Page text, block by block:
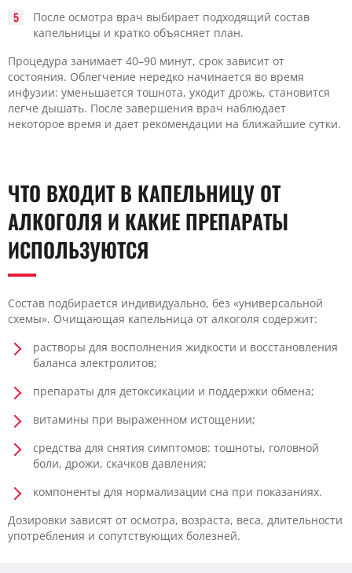
После осмотра врач выбирает подходящий состав
капельницы и кратко объясняет план.
Процедура занимает 40–90 минут, срок зависит от
состояния. Облегчение нередко начинается во время
инфузии: уменьшается тошнота, уходит дрожь, становится
легче дышать. После завершения врач наблюдает
некоторое время и дает рекомендации на ближайшие сутки.
ЧТО ВХОДИТ В КАПЕЛЬНИЦУ ОТ
АЛКОГОЛЯ И КАКИЕ ПРЕПАРАТЫ
ИСПОЛЬЗУЮТСЯ
Состав подбирается индивидуально, без «универсальной
схемы». Очищающая капельница от алкоголя содержит:
растворы для восполнения жидкости и восстановления
баланса электролитов;
препараты для детоксикации и поддержки обмена;
витамины при выраженном истощении;
средства для снятия симптомов: тошноты, головной
боли, дрожи, скачков давления;
компоненты для нормализации сна при показаниях.
Дозировки зависят от осмотра, возраста, веса, длительности
употребления и сопутствующих болезней.